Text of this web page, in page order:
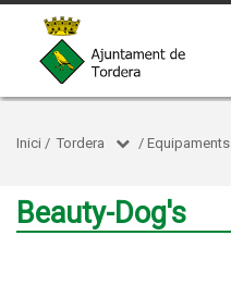
Inici / Tordera / Equipaments
Beauty-Dog's